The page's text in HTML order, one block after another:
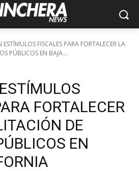
ESTÍMULOS FISCALES PARA FORTALECER LA
PÚBLICOS EN BAJA...
FORTALECER
DE
EN